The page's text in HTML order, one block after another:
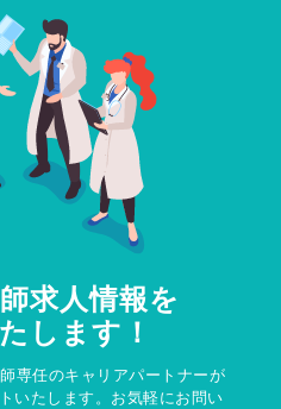
求人情報を
します！
専任のキャリアパートナーが
いたします。お気軽にお問い